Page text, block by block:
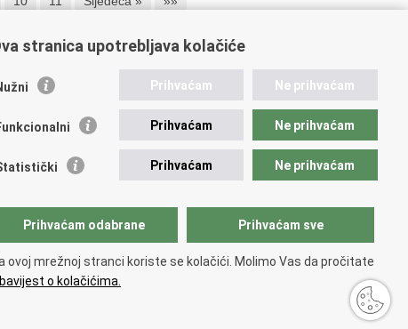
poveznice
Nacionalna kontaktna točka za Republiku Hrvatsku
akademija
policijske solidarnosti
zdravlja MUP-a
stranica upotrebljava kolačiće
Prihvaćam Ne prihvaćam
Prihvaćam Ne prihvaćam
Prihvaćam Ne prihvaćam
Prihvaćam odabrane Prihvaćam sve
ovoj mrežnoj stranci koriste se kolačići. Molimo Vas da pročitate
o kolačićima.